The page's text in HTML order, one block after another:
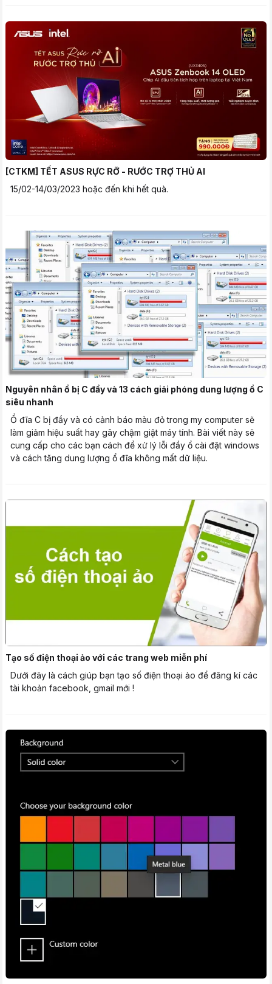
[CTKM] TẾT ASUS RỰC RỠ - RƯỚC TRỢ THỦ AI
15/02-14/03/2023 hoặc đến khi hết quà.
Nguyên nhân ổ bị C đầy và 13 cách giải phóng dung lượng ổ C
siêu nhanh
Ổ đĩa C bị đầy và có cảnh báo màu đỏ trong my computer sẽ
làm giảm hiệu suất hay gây chậm giật máy tính. Bài viết này sẽ
cung cấp cho các bạn cách để xử lý lỗi đầy ổ cài đặt windows
và cách tăng dung lượng ổ đĩa không mất dữ liệu.
Tạo số điện thoại ảo với các trang web miễn phí
Dưới đây là cách giúp bạn tạo số điện thoại ảo để đăng kí các
tài khoản facebook, gmail mới !